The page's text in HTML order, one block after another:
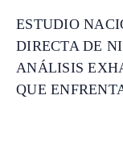
ESTUDIO
DIRECTA DE
ANÁLISIS
QUE